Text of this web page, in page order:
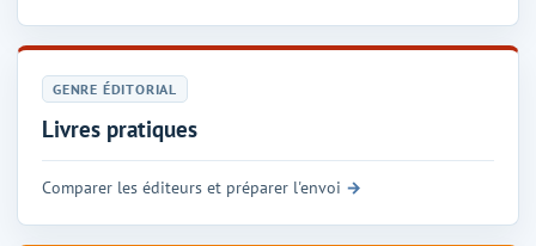
GENRE ÉDITORIAL
Livres pratiques
Comparer les éditeurs et préparer l'envoi